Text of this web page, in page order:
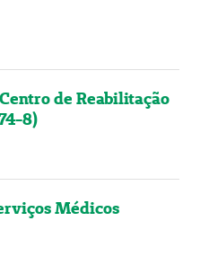
de Reabilitação
8)
Médicos